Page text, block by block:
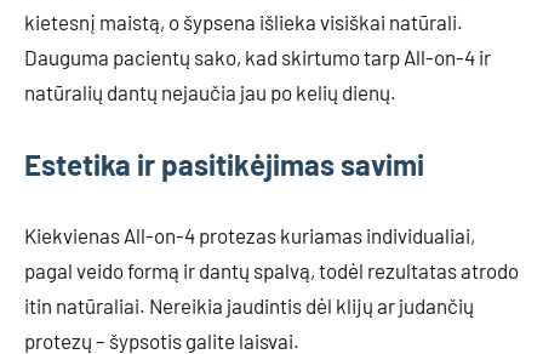
kietesnį maistą, o šypsena išlieka visiškai natūrali.
Dauguma pacientų sako, kad skirtumo tarp All-on-4 ir
natūralių dantų nejaučia jau po kelių dienų.
Estetika ir pasitikėjimas savimi
Kiekvienas All-on-4 protezas kuriamas individualiai,
pagal veido formą ir dantų spalvą, todėl rezultatas atrodo
itin natūraliai. Nereikia jaudintis dėl klijų ar judančių
protezų – šypsotis galite laisvai.